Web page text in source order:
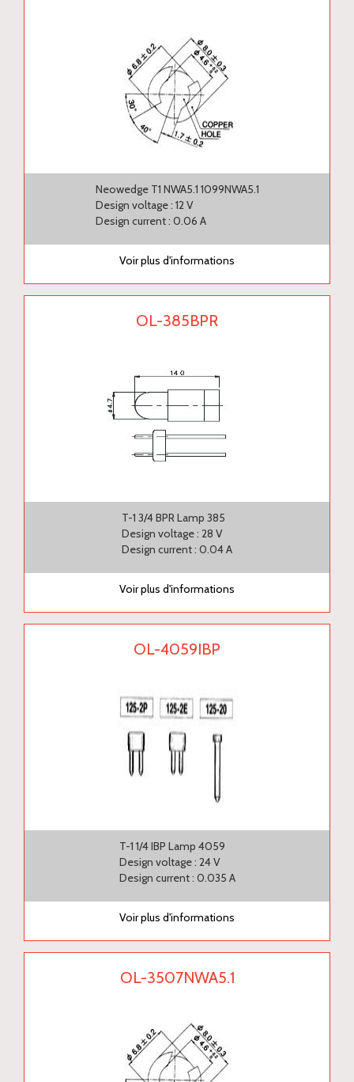
Neowedge T1 NWA5.1 1099NWA5.1
Design voltage : 12 V
Design current : 0.06 A
Voir plus d'informations
OL-385BPR
T-1 3/4 BPR Lamp 385
Design voltage : 28 V
Design current : 0.04 A
Voir plus d'informations
OL-4059IBP
T-1 1/4 IBP Lamp 4059
Design voltage : 24 V
Design current : 0.035 A
Voir plus d'informations
OL-3507NWA5.1